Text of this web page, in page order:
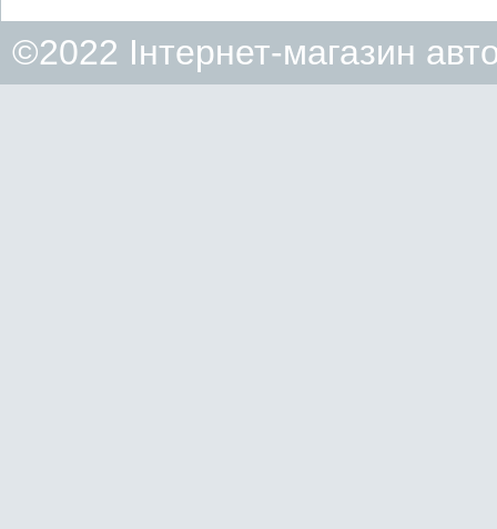
©2022 Інтернет-магазин